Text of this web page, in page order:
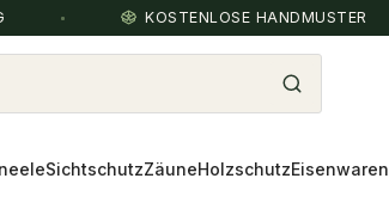
KOSTENLOSE HANDMUSTER
SichtschutzZäuneHolzschutzEisenwaren